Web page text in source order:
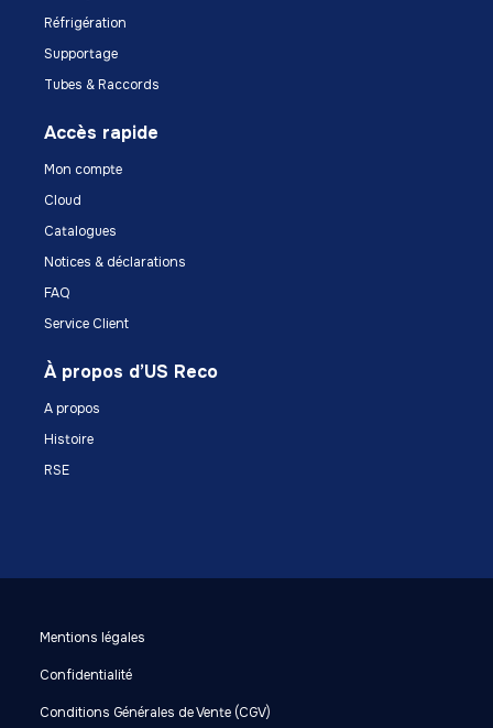
Réfrigération
Supportage
Tubes & Raccords
Accès rapide
Mon compte
Cloud
Catalogues
Notices & déclarations
FAQ
Service Client
À propos d’US Reco
A propos
Histoire
RSE
Mentions légales
Confidentialité
Conditions Générales de Vente (CGV)